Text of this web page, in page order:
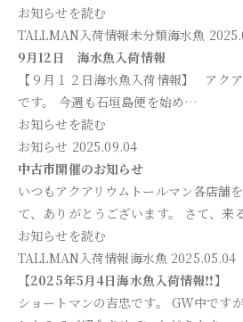
お知らせを読む
TALLMAN入荷情報未分類海水魚
9月12日 海水魚入荷情報
【９月１２日海水魚入荷情報】 アク
です。 今週も石垣島便を始め…
お知らせを読む
お知らせ 2025.09.04
中古市開催のお知らせ
いつもアクアリウムトールマン各店舗
て、ありがとうございます。 さて、来
お知らせを読む
TALLMAN入荷情報海水魚 2025.05.04
【2025年5月4日海水魚入荷情報‼】
ショートマンの吉忠です。 GW中です